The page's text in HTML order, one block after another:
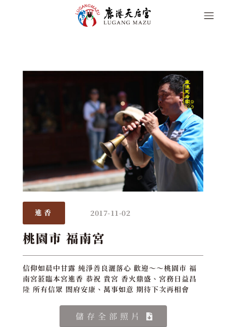
進香 2017-11-02
桃園市 福南宮
信仰如晨中甘露 純淨善良灑落心 歡迎～～桃園市 福
南宮蒞臨本宮進香 恭祝 貴宮 香火鼎盛、宮務日益昌
隆 所有信眾 閤府安康、萬事如意 期待下次再相會
儲存全部照片